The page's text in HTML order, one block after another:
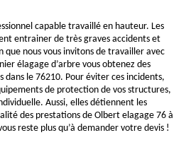
capable travaillé en hauteur. Les
entrainer de très graves accidents et
que nous vous invitons de travailler avec
élagage d’arbre vous obtenez des
dans le 76210. Pour éviter ces incidents,
de protection de vos structures,
Aussi, elles détiennent les
des prestations de Olbert elagage 76 à
reste plus qu’à demander votre devis !